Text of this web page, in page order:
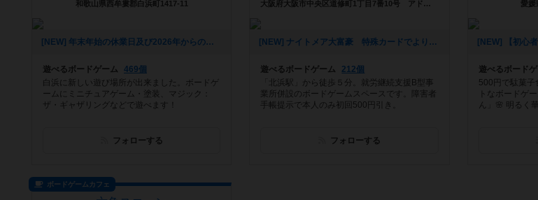
和歌山県西牟婁郡白浜町1417-11
[NEW] 年末年始の休業日及び2026年からの変更点について（2025年11月19日 15時50分）
遊べるボードゲーム
469個
白浜に新しい遊び場所が出来ました。ボードゲ
ームにミニチュアゲーム・塗装、マジック：
ザ・ギャザリングなどで遊べます！
フォローする
大阪府大阪市中央区道修町1丁目7番10号 アドバンスビル北浜３F
[NEW] ナイトメア大富豪 特殊カードでより戦略的になった大富豪（2025年02月03日 11時33分）
遊べるボードゲーム
212個
「北浜駅」から徒歩５分。就労継続支援B型事
業所併設のボードゲームスペースです。障害者
手帳提示で本人のみ初回500円引き。
フォローする
愛媛
遊べるボード
500円で駄菓子
トなボードゲ
ん」🌸 明るく
ボードゲームカフェ